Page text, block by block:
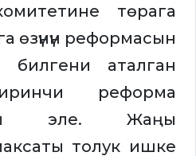
төрага
өзүнүн реформасын
аталган
реформа
эле. Жаңы
толук ишке